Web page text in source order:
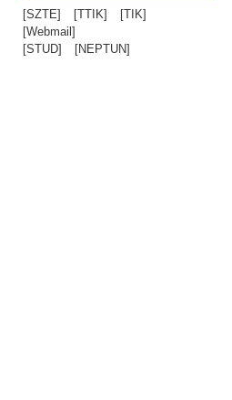
[SZTE]
[TTIK]
[TIK]
[Webmail]
[STUD]
[NEPTUN]